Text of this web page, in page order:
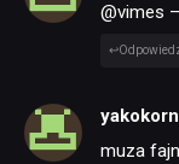
@vimes
muza